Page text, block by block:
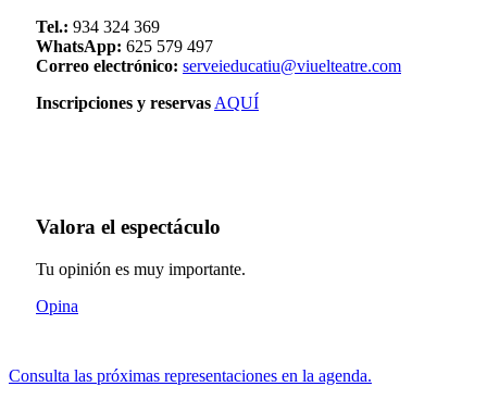
Tel.: 934 324 369
WhatsApp: 625 579 497
Correo electrónico: serveieducatiu@viuelteatre.com
Inscripciones y reservas AQUÍ
Valora el espectáculo
Tu opinión es muy importante.
Opina
Consulta las próximas representaciones en la agenda.